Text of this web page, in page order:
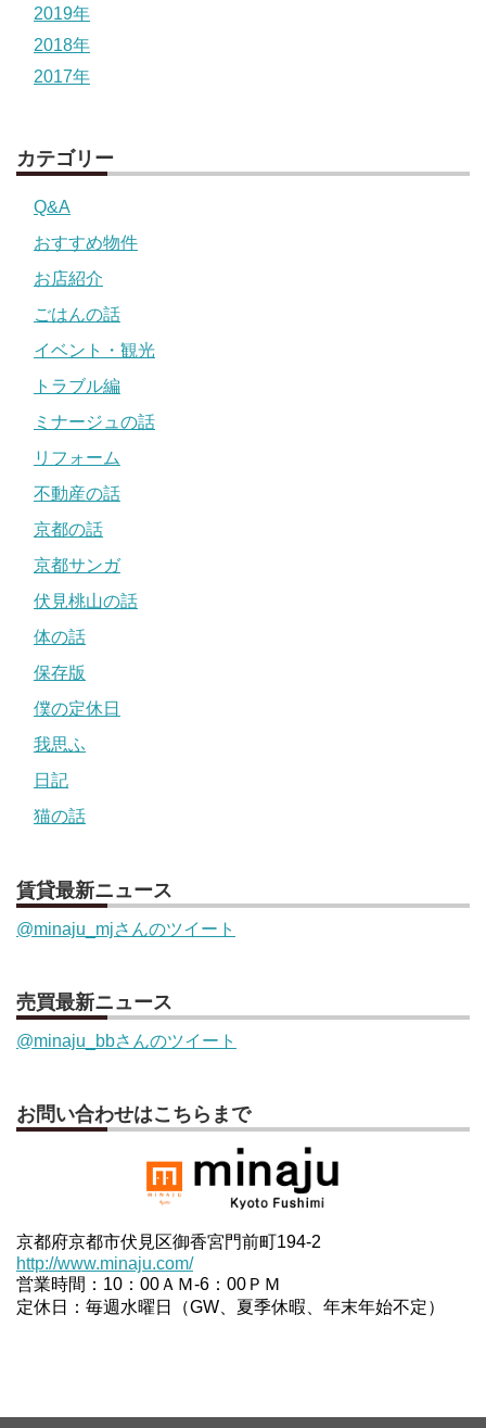
2019年
2018年
2017年
カテゴリー
Q&A
おすすめ物件
お店紹介
ごはんの話
イベント・観光
トラブル編
ミナージュの話
リフォーム
不動産の話
京都の話
京都サンガ
伏見桃山の話
体の話
保存版
僕の定休日
我思ふ
日記
猫の話
賃貸最新ニュース
@minaju_mjさんのツイート
売買最新ニュース
@minaju_bbさんのツイート
お問い合わせはこちらまで
京都府京都市伏見区御香宮門前町194-2
http://www.minaju.com/
営業時間：10：00ＡＭ-6：00ＰＭ
定休日：毎週水曜日（GW、夏季休暇、年末年始不定）